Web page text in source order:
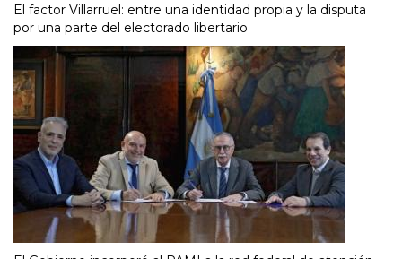
El factor Villarruel: entre una identidad propia y la disputa
por una parte del electorado libertario